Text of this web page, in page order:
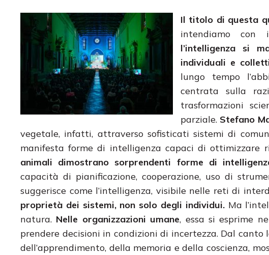
Il titolo di questa
intendiamo con
l’intelligenza si
individuali e
lungo tempo
centrata sulla
trasformazioni
parziale. Stefano
vegetale, infatti, attraverso sofisticati sistemi di
manifesta forme di intelligenza capaci di ottimizzare
animali dimostrano sorprendenti forme di
capacità di pianificazione, cooperazione, uso di
suggerisce come l’intelligenza, visibile nelle reti di
proprietà dei sistemi, non solo degli individui.Ma
natura. Nelle organizzazioni umane, essa si esprime
prendere decisioni in condizioni di incertezza. Dal
dell’apprendimento, della memoria e della coscienza,